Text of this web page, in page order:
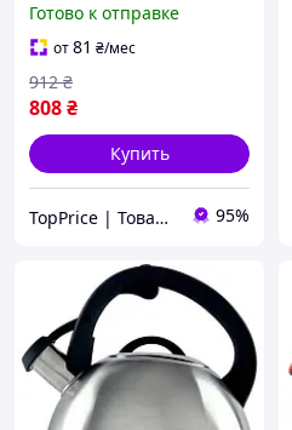
(TPiz15001)
Готово к отправке
от81 ₴/мес
808₴
912 ₴
Купить
TopPrice | Товары по ТОП-цене 95%